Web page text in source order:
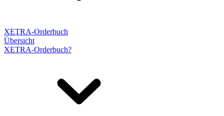
XETRA-Orderbuch
Übersicht
XETRA-Orderbuch?